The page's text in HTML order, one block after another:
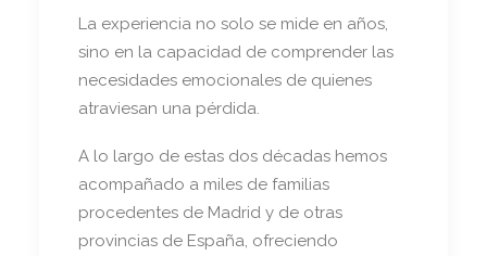
La experiencia no solo se mide en años,
sino en la capacidad de comprender las
necesidades emocionales de quienes
atraviesan una pérdida.
A lo largo de estas dos décadas hemos
acompañado a miles de familias
procedentes de Madrid y de otras
provincias de España, ofreciendo